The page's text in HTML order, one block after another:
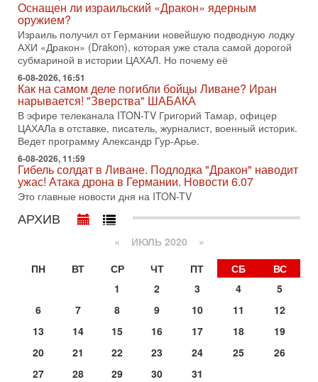
Недавний визит премьер-министра Израиля Биньямина
Нетаньяху в США и его встреча с Дональдом Трампом
оставили больше вопросов, чем ответов. Полная
31-07-2026, 15:18
Иран готовит покушение на Нетаниягу! Трамп не
хочет эскалации, но КСИР готовит взрыв!
В эфире телеканала ITON-TV СЕРГЕЙ МИГДАЛЬ, эксперт
по вопросам безопасности, офицер запаса
Международного управления полиции Израиля, автор
31-07-2026, 09:02
Битва за разоружение ХАМАСа - НОВОСТИ
31/07/2026
Сегодня президент США Дональд Трамп заявил о
достижении исторического соглашения о полном
разоружении ХАМАСа и других вооруженных группировок в
30-07-2026, 17:59
Иран доведет Трампа до крайних мер? Разбор и
оценка от военного обозревателя Давида Шарпа
Ситуация вокруг противостояния Ирана и США накаляется
с каждым днем. Почему Трамп в самый последний момент
отменил решение о нанесении тяжелых ударов
Покупатель авиакомпании «Аркия» намерен
запретить полеты по субботам!
разгорается громкий конфликт.
Вчера, 16:56
Оснащен ли израильский «Дракон» ядерным
оружием?
Израиль получил от Германии новейшую подводную лодку
АХИ «Дракон» (Drakon), которая уже стала самой дорогой
субмариной в истории ЦАХАЛ. Но почему её
6-08-2026, 16:51
Как на самом деле погибли бойцы Ливане? Иран
нарывается! "Зверства" ШАБАКА
В эфире телеканала ITON-TV Григорий Тамар, офицер
ЦАХАЛа в отставке, писатель, журналист, военный историк.
Ведет программу Александр Гур-Арье.
6-08-2026, 11:59
Гибель солдат в Ливане. Подлодка "Дракон" наводит
ужас! Атака дрона в Германии. Новости 6.07
Это главные новости дня на ITON-TV
АРХИВ
« ИЮЛЬ 2020 »
ПН
ВТ СР ЧТ ПТ СБ
ВС
1
2 3 4
5
6
7 8 9 10 11
12
13
14 15 16 17 18
19
20
21 22 23 24 25
26
27
28 29 30 31